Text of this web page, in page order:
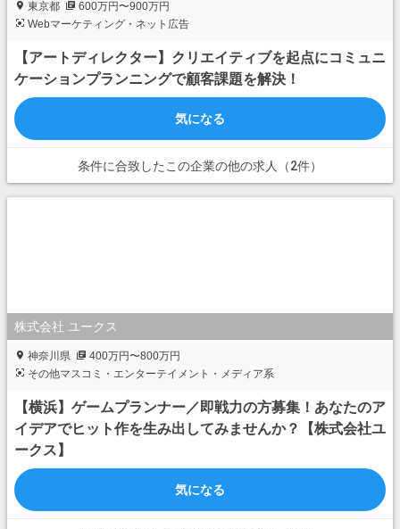
東京都
600万円〜900万円
Webマーケティング・ネット広告
【アートディレクター】クリエイティブを起点にコミュニ
ケーションプランニングで顧客課題を解決！
気になる
条件に合致したこの企業の他の求人（2件）
株式会社 ユークス
神奈川県
400万円〜800万円
その他マスコミ・エンターテイメント・メディア系
【横浜】ゲームプランナー／即戦力の方募集！あなたのア
イデアでヒット作を生み出してみませんか？【株式会社ユ
ークス】
気になる